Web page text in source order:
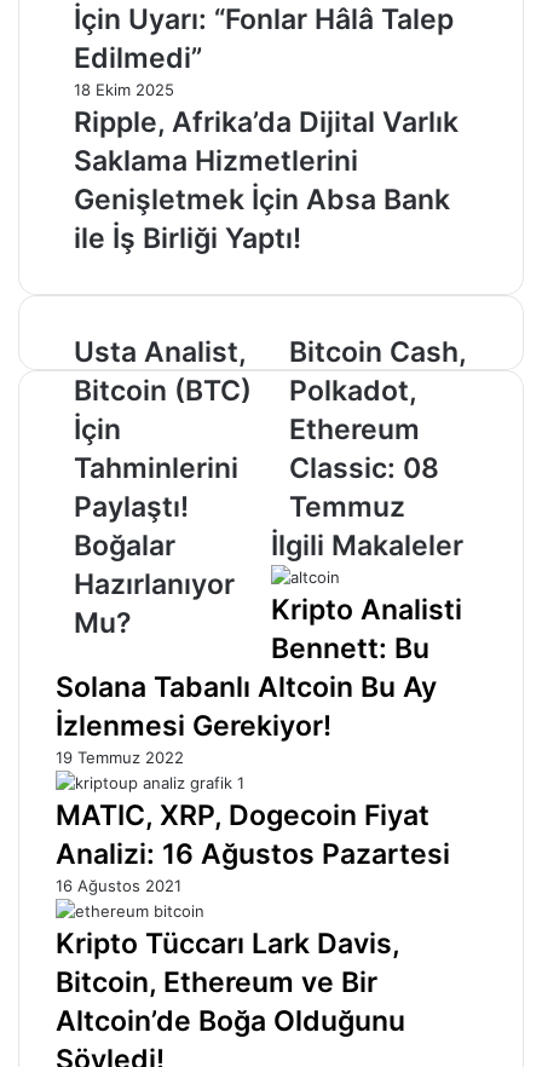
İçin Uyarı: “Fonlar Hâlâ Talep
Edilmedi”
18 Ekim 2025
Ripple, Afrika’da Dijital Varlık
Saklama Hizmetlerini
Genişletmek İçin Absa Bank
ile İş Birliği Yaptı!
Usta
Analist,
Bitcoin
(BTC)
İçin
Tahminlerini
Paylaştı!
Boğalar
Hazırlanıyor
Mu?
Usta Analist,
Bitcoin (BTC)
İçin
Tahminlerini
Paylaştı!
Boğalar
Hazırlanıyor
Mu?
Bitcoin
Cash,
Polkadot,
Ethereum
Classic:
08
Temmuz
Bitcoin Cash,
Polkadot,
Ethereum
Classic: 08
Temmuz
İlgili Makaleler
Kripto Analisti
Bennett: Bu
Solana Tabanlı Altcoin Bu Ay
İzlenmesi Gerekiyor!
19 Temmuz 2022
MATIC, XRP, Dogecoin Fiyat
Analizi: 16 Ağustos Pazartesi
16 Ağustos 2021
Kripto Tüccarı Lark Davis,
Bitcoin, Ethereum ve Bir
Altcoin’de Boğa Olduğunu
Söyledi!